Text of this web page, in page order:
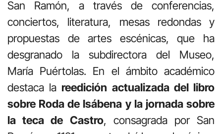
San Ramón, a través de conferencias,
conciertos, literatura, mesas redondas y
propuestas de artes escénicas, que ha
desgranado la subdirectora del Museo,
María Puértolas. En el ámbito académico
destaca la reedición actualizada del libro
sobre Roda de Isábena y la jornada sobre
la teca de Castro, consagrada por San